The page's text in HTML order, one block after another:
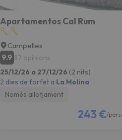
Apartamentos Cal Rum
Campelles
9.9 87 opinions
25/12/26 a 27/12/26 (2 nits)
2 dies de forfet a La Molina
Només allotjament
243 €/pers.